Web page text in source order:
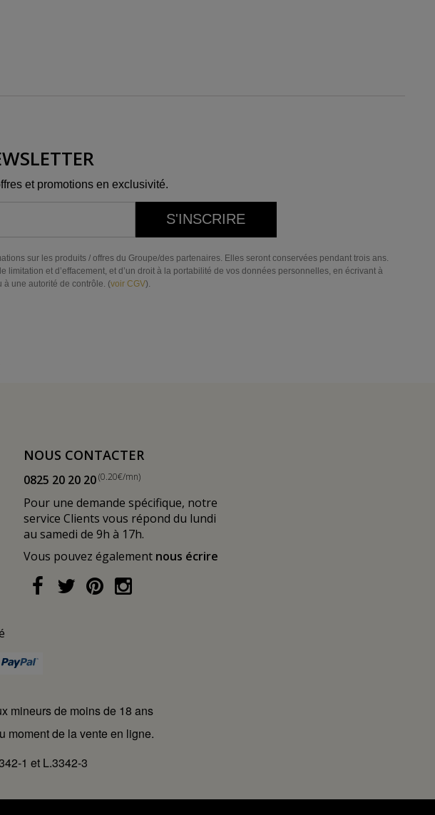
et promotions en exclusivité.
S'INSCRIRE
sur les produits / offres du Groupe/des partenaires. Elles seront conservées pendant trois ans.
et d’effacement, et d’un droit à la portabilité de vos données personnelles, en écrivant à
à une autorité de contrôle. (voir CGV).
NOUS CONTACTER
0825 20 20 20(0.20€/mn)
Pour une demande spécifique, notre
service Clients vous répond du lundi
au samedi de 9h à 17h.
Vous pouvez également nous écrire
mineurs de moins de 18 ans
moment de la vente en ligne.
1 et L.3342-3